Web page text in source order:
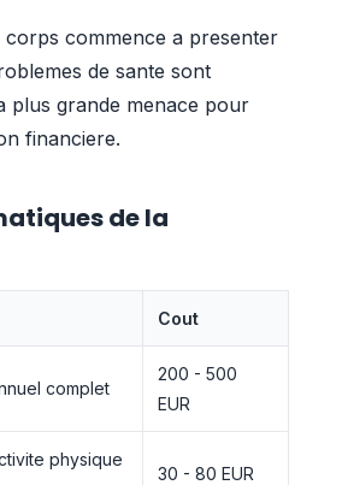
commence a presenter
de sante sont
plus grande menace pour
financiere.
de la
Cout
complet
200 - 500
EUR
physique
30 - 80 EUR